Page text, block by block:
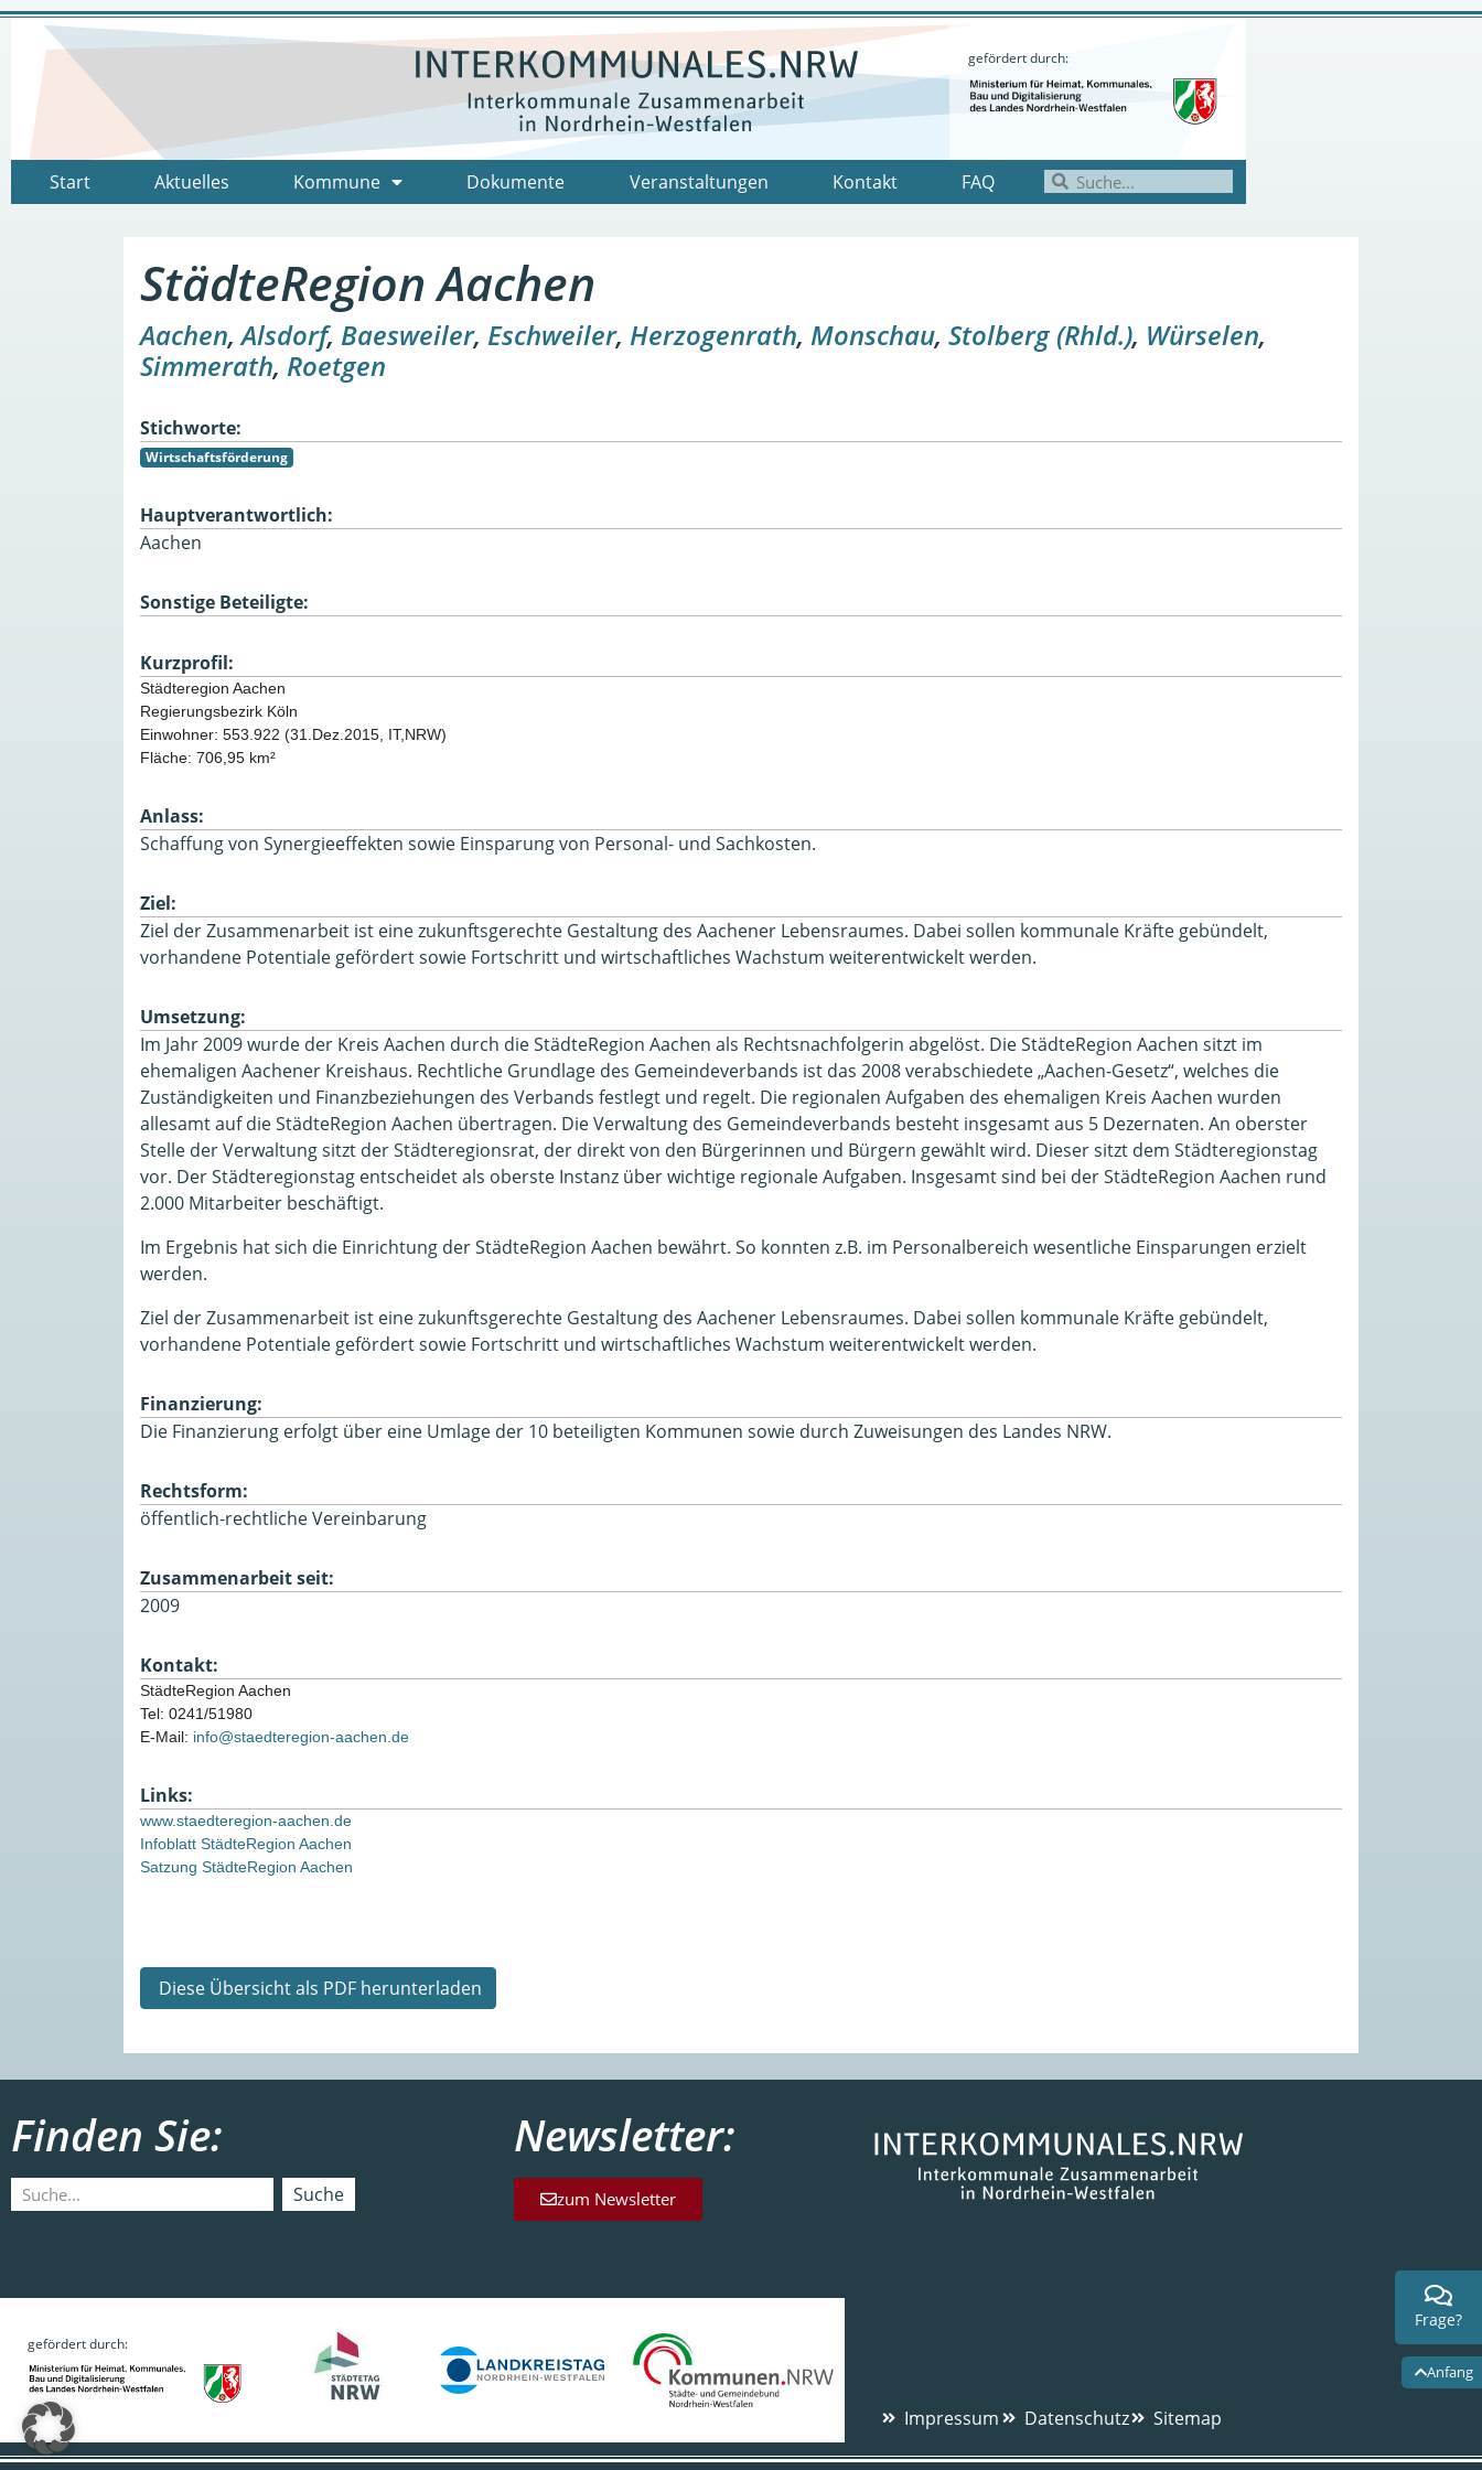
gefördert durch:
Start Aktuelles Kommune Dokumente Veranstaltungen Kontakt FAQ
StädteRegion Aachen
Aachen,Alsdorf, Baesweiler, Eschweiler, Herzogenrath, Monschau, Stolberg (Rhld.), Würselen,
Simmerath, Roetgen
Stichworte:
Wirtschaftsförderung
Hauptverantwortlich:
Aachen
Sonstige Beteiligte:
Kurzprofil:
Einwohner: 553.922 (31.Dez.2015, IT,NRW)
Fläche: 706,95 km²
Anlass:
Schaffung von Synergieeffekten sowie Einsparung von Personal- und Sachkosten.
Ziel:
Ziel der Zusammenarbeit ist eine zukunftsgerechte Gestaltung des Aachener Lebensraumes. Dabei sollen kommunale Kräfte gebündelt,
vorhandene Potentiale gefördert sowie Fortschritt und wirtschaftliches Wachstum weiterentwickelt werden.
Umsetzung:
Im Jahr 2009 wurde der Kreis Aachen durch die StädteRegion Aachen als Rechtsnachfolgerin abgelöst. Die StädteRegion Aachen sitzt im
ehemaligen Aachener Kreishaus. Rechtliche Grundlage des Gemeindeverbands ist das 2008 verabschiedete „Aachen-Gesetz“, welches die
Zuständigkeiten und Finanzbeziehungen des Verbands festlegt und regelt. Die regionalen Aufgaben des ehemaligen Kreis Aachen wurden
allesamt auf die StädteRegion Aachen übertragen. Die Verwaltung des Gemeindeverbands besteht insgesamt aus 5 Dezernaten. An oberster
Stelle der Verwaltung sitzt der Städteregionsrat, der direkt von den Bürgerinnen und Bürgern gewählt wird. Dieser sitzt dem Städteregionstag
vor. Der Städteregionstag entscheidet als oberste Instanz über wichtige regionale Aufgaben. Insgesamt sind bei der StädteRegion Aachen rund
2.000 Mitarbeiter beschäftigt.
Im Ergebnis hat sich die Einrichtung der StädteRegion Aachen bewährt. So konnten z.B. im Personalbereich wesentliche Einsparungen erzielt
werden.
Ziel der Zusammenarbeit ist eine zukunftsgerechte Gestaltung des Aachener Lebensraumes. Dabei sollen kommunale Kräfte gebündelt,
vorhandene Potentiale gefördert sowie Fortschritt und wirtschaftliches Wachstum weiterentwickelt werden.
Finanzierung:
Die Finanzierung erfolgt über eine Umlage der 10 beteiligten Kommunen sowie durch Zuweisungen des Landes NRW.
Rechtsform:
öffentlich-rechtliche Vereinbarung
Zusammenarbeit seit:
2009
Kontakt:
StädteRegion Aachen
Tel: 0241/51980
E-Mail: info@staedteregion-aachen.de
Links:
www.staedteregion-aachen.de
Infoblatt StädteRegion Aachen
Satzung StädteRegion Aachen
Diese Übersicht als PDF herunterladen
Finden Sie:
Suche
Newsletter:
zum Newsletter
gefördert durch:
Impressum Datenschutz Sitemap
Frage?
Anfang